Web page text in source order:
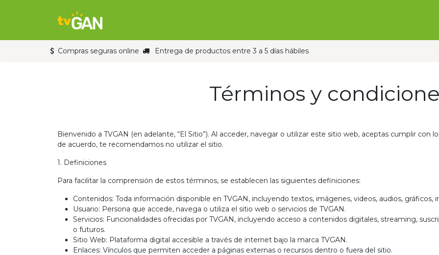
Compras seguras online Entrega de productos entre 3 a 5 días hábiles
Términos y
Bienvenido a TVGAN (en adelante, “El Sitio”). Al acceder, navegar o utilizar este sitio web, aceptas cumplir con
de acuerdo, te recomendamos no utilizar el sitio.
1. Definiciones
Para facilitar la comprensión de estos términos, se establecen las siguientes definiciones:
Contenidos: Toda información disponible en TVGAN, incluyendo textos, imágenes, videos, audios, gráficos,
Usuario: Persona que accede, navega o utiliza el sitio web o servicios de TVGAN.
Servicios: Funcionalidades ofrecidas por TVGAN, incluyendo acceso a contenidos digitales, streaming,
o futuros.
Sitio Web: Plataforma digital accesible a través de internet bajo la marca TVGAN.
Enlaces: Vínculos que permiten acceder a páginas externas o recursos dentro o fuera del sitio.